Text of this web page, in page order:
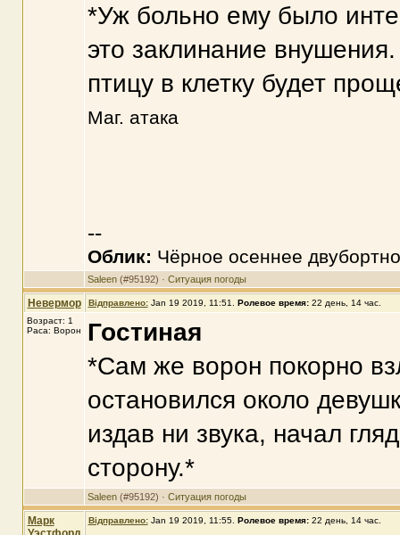
*Уж больно ему было
это заклинание
птицу в клетку будет
Маг. атака
--
Облик: Чёрное осеннее
Saleen(#95192) · Ситуация погоды
Невермор Відправлено: Jan 19 2019, 11:51 Ролевое время:22 день, 14 час.
Возраст: 1
Раса: Ворон
Гостиная
*Сам же ворон покорно
остановился около
издав ни звука, начал
сторону.*
Saleen(#95192) · Ситуация погоды
Марк
Відправлено: Jan 19 2019, 11:55. Ролевое время:22 день, 14 час.